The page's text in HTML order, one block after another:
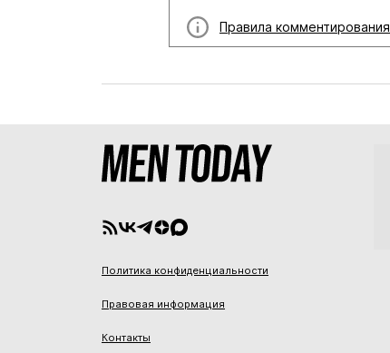
Правила комментирования
Политика конфиденциальности
Правовая информация
Контакты